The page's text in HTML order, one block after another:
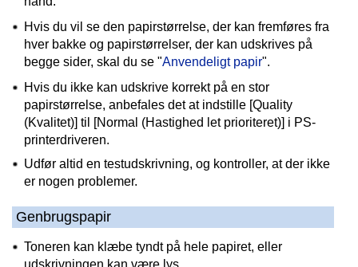
Hvis du vil se den papirstørrelse, der kan fremføres fra
hver bakke og papirstørrelser, der kan udskrives på
begge sider, skal du se "Anvendeligt papir".
Hvis du ikke kan udskrive korrekt på en stor
papirstørrelse, anbefales det at indstille [Quality
(Kvalitet)] til [Normal (Hastighed let prioriteret)] i PS-
printerdriveren.
Udfør altid en testudskrivning, og kontroller, at der ikke
er nogen problemer.
Genbrugspapir
Toneren kan klæbe tyndt på hele papiret, eller
udskrivningen kan være lys.